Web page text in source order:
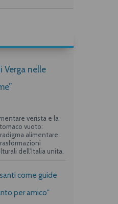
Verga nelle
verista e la
vuoto:
alimentare
dell’Italia unita.
come guide
per amico"